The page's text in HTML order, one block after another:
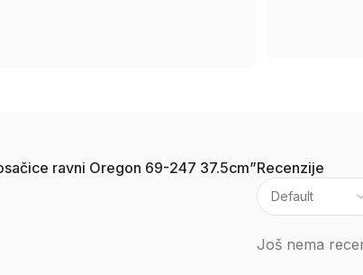
Recenzije
Još nema
ravni Oregon 69-247 37.5cm”